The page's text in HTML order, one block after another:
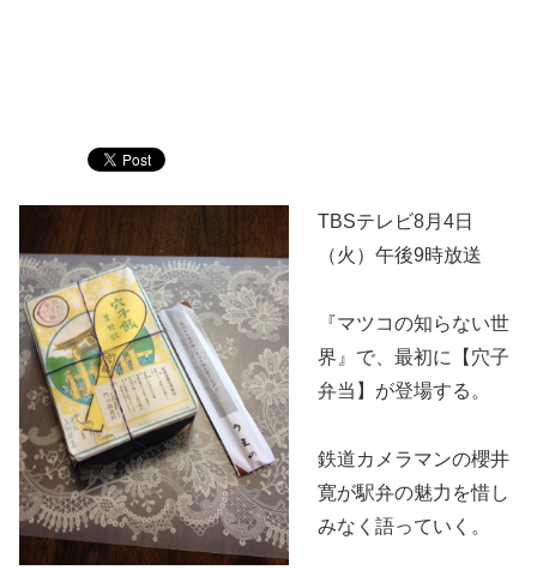
TBSテレビ8月4日
（火）午後9時放送
『マツコの知らない世
界』で、最初に【穴子
弁当】が登場する。
鉄道カメラマンの櫻井
寛が駅弁の魅力を惜し
みなく語っていく。